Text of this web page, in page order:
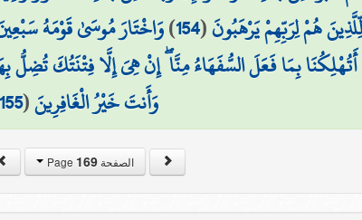
هُمْ لِرَبِّهِمْ يَرْهَبُونَ(
154
)وَاخْتَارَ مُوسَىٰ قَوْمَهُ
بِمَا فَعَلَ السُّفَهَاءُ مِنَّا ۖ إِنْ هِيَ إِلَّا فِتْنَتُكَ تُضِلُّ
وَأَنتَ خَيْرُ الْغَافِرِينَ(
155
الصفحة Page169